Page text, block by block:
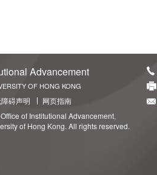
Advancement
OF HONG KONG
碍声明
网页指南
of Institutional Advancement,
of Hong Kong. All rights reserved.